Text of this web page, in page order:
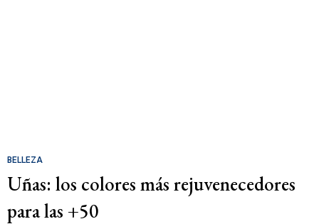
BELLEZA
Uñas: los colores más rejuvenecedores
para las +50